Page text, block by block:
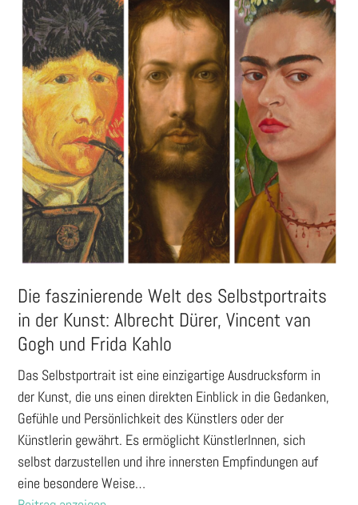
Die faszinierende Welt des Selbstportraits
in der Kunst: Albrecht Dürer, Vincent van
Gogh und Frida Kahlo
Das Selbstportrait ist eine einzigartige Ausdrucksform in
der Kunst, die uns einen direkten Einblick in die Gedanken,
Gefühle und Persönlichkeit des Künstlers oder der
Künstlerin gewährt. Es ermöglicht KünstlerInnen, sich
selbst darzustellen und ihre innersten Empfindungen auf
eine besondere Weise…